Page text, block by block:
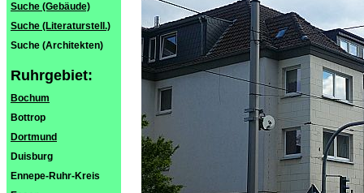
Suche (Gebäude)
Suche (Literaturstell.)
Suche (Architekten)
Ruhrgebiet:
Bochum
Bottrop
Dortmund
Duisburg
Ennepe-Ruhr-Kreis